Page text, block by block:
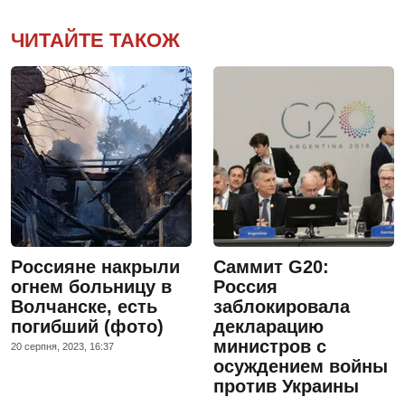
ЧИТАЙТЕ ТАКОЖ
Россияне накрыли
огнем больницу в
Волчанске, есть
погибший (фото)
20 серпня, 2023, 16:37
Саммит G20:
Россия
заблокировала
декларацию
министров с
осуждением войны
против Украины